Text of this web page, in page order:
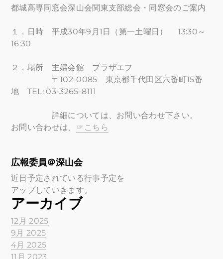
都城高専同窓会深山会関東支部総会・同窓会のご案内
１．日時 平成30年9月1日（第一土曜日） 13:30～
16:30
２．場所 主婦会館 プラザエフ
〒102-0085 東京都千代田区六番町15番
地 TEL: 03-3265-8111
詳細については、お問い合わせ下さい。
お問い合わせは、 ☞こちら
広報委員＠深山会
近日予定されている行事予定を
アップしていきます。
アーカイブ
12月 2025
9月 2025
4月 2025
11月 2023